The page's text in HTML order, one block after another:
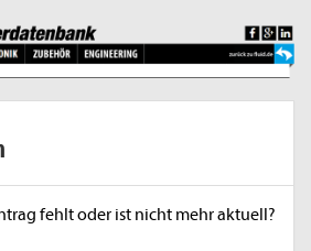
fehlt oder ist nicht mehr aktuell?